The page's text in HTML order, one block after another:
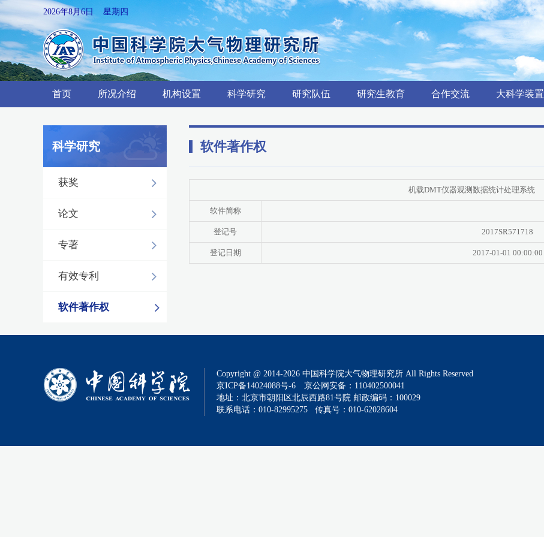
2026年8月6日 星期四
首页 所况介绍 机构设置 科学研究 研究队伍 研究生教育 合作交流 大科学装置
科学研究
获奖
论文
专著
有效专利
软件著作权
软件著作权
机载DMT仪器观测数据统计处理系统
软件简称
登记号 2017SR571718
登记日期 2017-01-01 00:00:00
Copyright @ 2014-2026 中国科学院大气物理研究所 All Rights Reserved
京ICP备14024088号-6
京公网安备：110402500041
地址：北京市朝阳区北辰西路81号院 邮政编码：100029
联系电话：010-82995275 传真号：010-62028604